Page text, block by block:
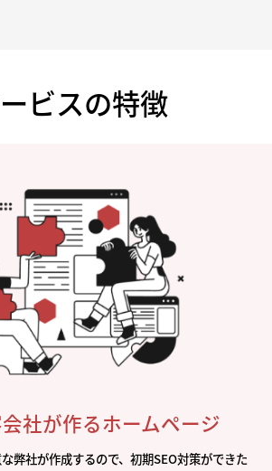
ビスの特徴
社が作るホームページ
弊社が作成するので、初期SEO対策ができた